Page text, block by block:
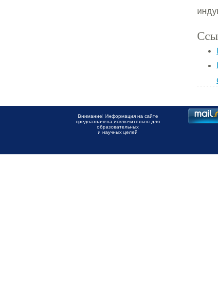
Внимание! Информация на сайте
предназначена исключительно для
образовательных
и научных целей